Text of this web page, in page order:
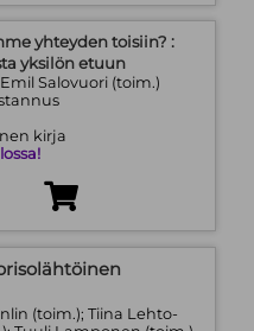
yhteyden toisiin? :
yksilön etuun
Salovuori (toim.)
kirja
(toim.); Tiina Lehto-